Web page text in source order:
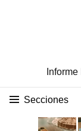
Secciones